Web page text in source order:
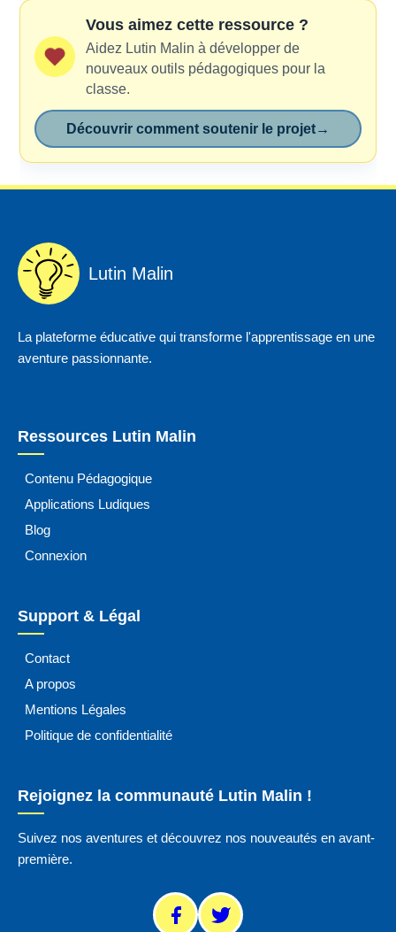
Vous aimez cette ressource ?
Aidez Lutin Malin à développer de
nouveaux outils pédagogiques pour la
classe.
Découvrir comment soutenir le projet→
Lutin Malin
La plateforme éducative qui transforme l'apprentissage en une
aventure passionnante.
Ressources Lutin Malin
Contenu Pédagogique
Applications Ludiques
Blog
Connexion
Support & Légal
Contact
A propos
Mentions Légales
Politique de confidentialité
Rejoignez la communauté Lutin Malin !
Suivez nos aventures et découvrez nos nouveautés en avant-
première.